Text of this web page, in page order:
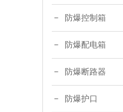
防爆控制箱
防爆配电箱
防爆断路器
防爆护口